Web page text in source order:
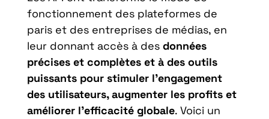
fonctionnement des plateformes de
paris et des entreprises de médias, en
leur donnant accès à des données
précises et complètes et à des outils
puissants pour stimuler l’engagement
des utilisateurs, augmenter les profits et
améliorer l’efficacité globale. Voici un